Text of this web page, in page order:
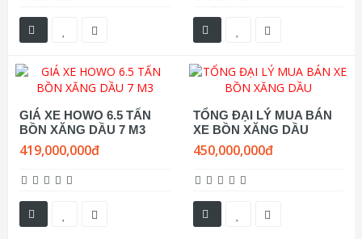
GIÁ XE HOWO 6.5 TẤN
BỒN XĂNG DẦU 7 M3
419,000,000đ
TỔNG ĐẠI LÝ MUA BÁN
XE BỒN XĂNG DẦU
450,000,000đ